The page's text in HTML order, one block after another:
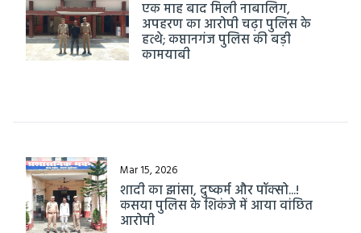
एक माह बाद मिली नाबालिग,
अपहरण का आरोपी चढ़ा पुलिस के
हत्थे; कप्तानगंज पुलिस की बड़ी
कामयाबी
Mar 15, 2026
शादी का झांसा, दुष्कर्म और पॉक्सो...!
कसया पुलिस के शिकंजे में आया वांछित
आरोपी